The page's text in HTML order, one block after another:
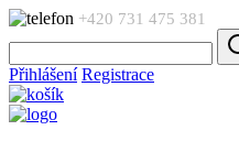
+420 731 475 381
Přihlášení Registrace